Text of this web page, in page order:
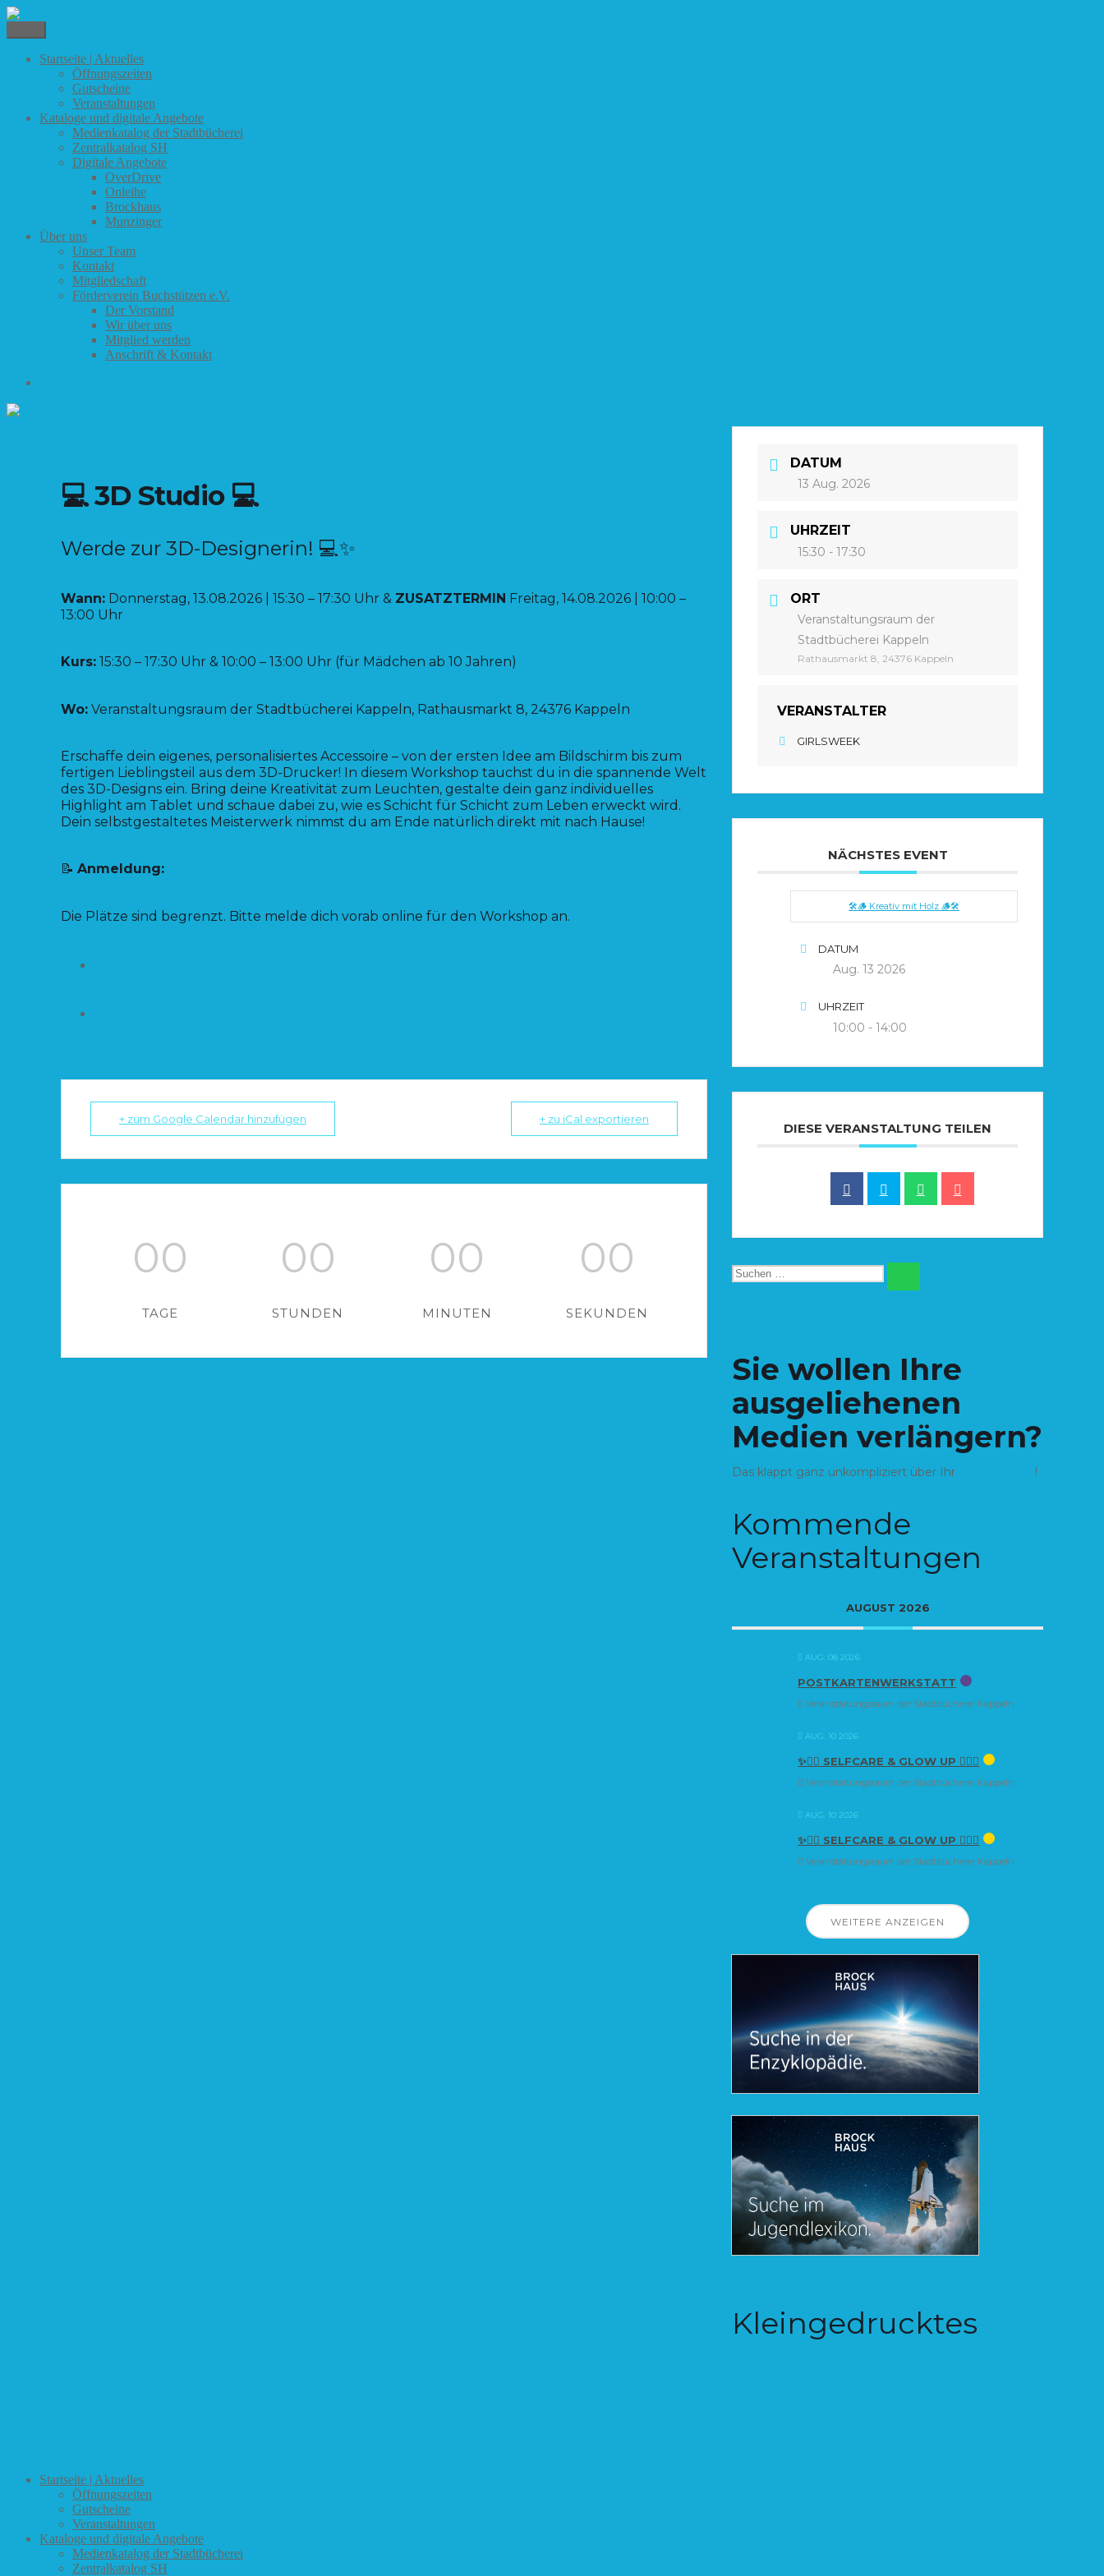
Zum
springen
Stadtbücherei Kappeln
Startseite | Aktuelles
Öffnungszeiten
Gutscheine
Veranstaltungen
Kataloge und digitale Angebote
Medienkatalog der Stadtbücherei
Zentralkatalog SH
Digitale Angebote
OverDrive
Onleihe
Brockhaus
Munzinger
Über uns
Unser Team
Kontakt
Mitgliedschaft
Förderverein Buchstützen e.V.
Der Vorstand
Wir über uns
Mitglied werden
Anschrift & Kontakt
💻 3D Studio 💻
Werde zur 3D-Designerin! 💻✨
Wann: Donnerstag, 13.08.2026 | 15:30 – 17:30 Uhr & ZUSATZTERMIN Freitag, 14.08.2026 | 10:00 –
13:00 Uhr
Kurs: 15:30 – 17:30 Uhr & 10:00 – 13:00 Uhr (für Mädchen ab 10 Jahren)
Wo: Veranstaltungsraum der Stadtbücherei Kappeln, Rathausmarkt 8, 24376 Kappeln
Erschaffe dein eigenes, personalisiertes Accessoire – von der ersten Idee am Bildschirm bis zum
fertigen Lieblingsteil aus dem 3D-Drucker! In diesem Workshop tauchst du in die spannende Welt
des 3D-Designs ein. Bring deine Kreativität zum Leuchten, gestalte dein ganz individuelles
Highlight am Tablet und schaue dabei zu, wie es Schicht für Schicht zum Leben erweckt wird.
Dein selbstgestaltetes Meisterwerk nimmst du am Ende natürlich direkt mit nach Hause!
📝 Anmeldung:
Die Plätze sind begrenzt. Bitte melde dich vorab online für den Workshop an.
+ zum Google Calendar hinzufügen + zu iCal exportieren
00
TAGE
00
STUNDEN
00
MINUTEN
00
SEKUNDEN
DATUM
13 Aug. 2026
UHRZEIT
15:30 - 17:30
ORT
Veranstaltungsraum der
Stadtbücherei Kappeln
Rathausmarkt 8, 24376 Kappeln
VERANSTALTER
GIRLSWEEK
NÄCHSTES EVENT
🛠️🪵 Kreativ mit Holz 🪵🛠️
DATUM
Aug. 13 2026
UHRZEIT
10:00 - 14:00
DIESE VERANSTALTUNG TEILEN
Suchen
Sie wollen Ihre
ausgeliehenen
Medien verlängern?
Das klappt ganz unkompliziert über Ihr !
Kommende
Veranstaltungen
AUGUST 2026
AUG. 08 2026
POSTKARTENWERKSTATT
Veranstaltungsraum der Stadtbücherei Kappeln
AUG. 10 2026
✨🧘‍♀️ SELFCARE & GLOW UP 🧘‍♀️✨
Veranstaltungsraum der Stadtbücherei Kappeln
AUG. 10 2026
✨🧘‍♀️ SELFCARE & GLOW UP 🧘‍♀️✨
Veranstaltungsraum der Stadtbücherei Kappeln
WEITERE ANZEIGEN
Kleingedrucktes
Startseite | Aktuelles
Öffnungszeiten
Gutscheine
Veranstaltungen
Kataloge und digitale Angebote
Medienkatalog der Stadtbücherei
Zentralkatalog SH